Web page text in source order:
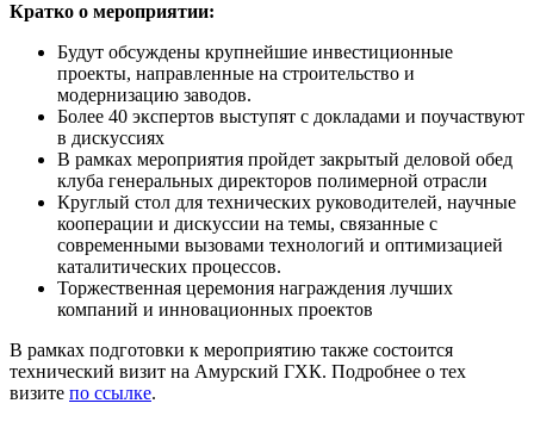
Кратко о мероприятии:
Будут обсуждены крупнейшие инвестиционные
проекты, направленные на строительство и
модернизацию заводов.
Более 40 экспертов выступят с докладами и поучаствуют
в дискуссиях
В рамках мероприятия пройдет закрытый деловой обед
клуба генеральных директоров полимерной отрасли
Круглый стол для технических руководителей, научные
кооперации и дискуссии на темы, связанные с
современными вызовами технологий и оптимизацией
каталитических процессов.
Торжественная церемония награждения лучших
компаний и инновационных проектов
В рамках подготовки к мероприятию также состоится
технический визит на Амурский ГХК. Подробнее о тех
визите по ссылке.